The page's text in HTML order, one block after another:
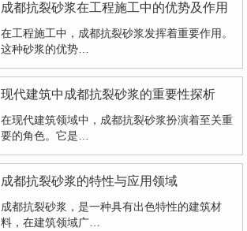
成都抗裂砂浆在工程施工中的优势及作用
在工程施工中，成都抗裂砂浆发挥着重要作用。
这种砂浆的优势…
现代建筑中成都抗裂砂浆的重要性探析
在现代建筑领域中，成都抗裂砂浆扮演着至关重
要的角色。它是…
成都抗裂砂浆的特性与应用领域
成都抗裂砂浆，是一种具有出色特性的建筑材
料，在建筑领域广…